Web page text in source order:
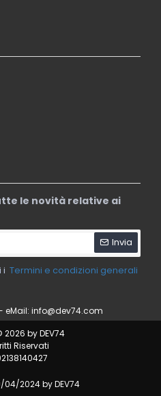
le novità relative ai
Invia
i Termini e condizioni generali
- eMail:info@dev74.com
by DEV74
Riservati
04/2024 by DEV74